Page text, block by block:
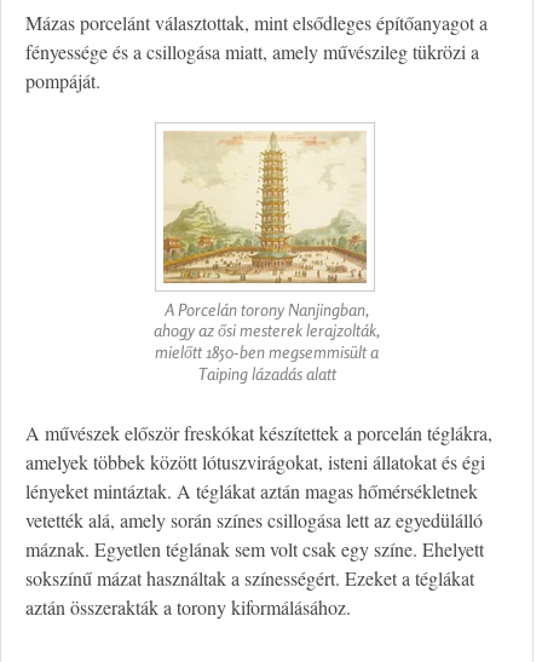
Mázas porcelánt választottak, mint elsődleges építőanyagot a
fényessége és a csillogása miatt, amely művészileg tükrözi a
pompáját.
A Porcelán torony Nanjingban,
ahogy az ősi mesterek lerajzolták,
mielőtt 1850-ben megsemmisült a
Taiping lázadás alatt
A művészek először freskókat készítettek a porcelán téglákra,
amelyek többek között lótuszvirágokat, isteni állatokat és égi
lényeket mintáztak. A téglákat aztán magas hőmérsékletnek
vetették alá, amely során színes csillogása lett az egyedülálló
máznak. Egyetlen téglának sem volt csak egy színe. Ehelyett
sokszínű mázat használtak a színességért. Ezeket a téglákat
aztán összerakták a torony kiformálásához.